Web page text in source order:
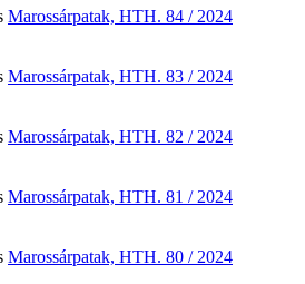
Marossárpatak, HTH. 84 / 2024
Marossárpatak, HTH. 83 / 2024
Marossárpatak, HTH. 82 / 2024
Marossárpatak, HTH. 81 / 2024
Marossárpatak, HTH. 80 / 2024